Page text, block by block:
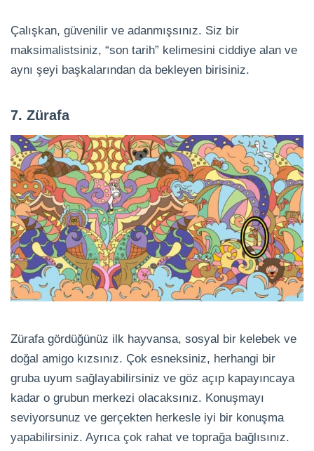
Çalışkan, güvenilir ve adanmışsınız. Siz bir
maksimalistsiniz, “son tarih” kelimesini ciddiye alan ve
aynı şeyi başkalarından da bekleyen birisiniz.
7. Zürafa
Zürafa gördüğünüz ilk hayvansa, sosyal bir kelebek ve
doğal amigo kızsınız. Çok esneksiniz, herhangi bir
gruba uyum sağlayabilirsiniz ve göz açıp kapayıncaya
kadar o grubun merkezi olacaksınız. Konuşmayı
seviyorsunuz ve gerçekten herkesle iyi bir konuşma
yapabilirsiniz. Ayrıca çok rahat ve toprağa bağlısınız.